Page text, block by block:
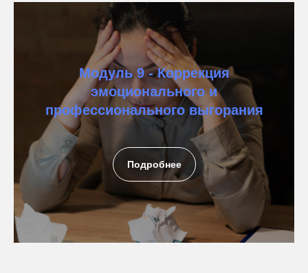
Модуль 9 - Коррекция
эмоционального и
профессионального выгорания
Подробнее